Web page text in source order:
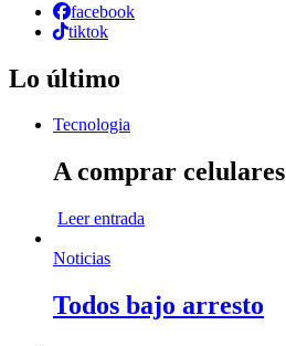
facebook
tiktok
Lo último
Tecnologia
A comprar celulares
Leer entrada
Noticias
Todos bajo arresto